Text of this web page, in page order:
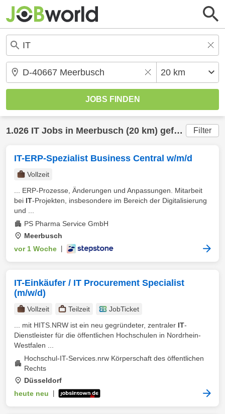
1.026 IT Jobs in Meerbusch (20 km) gefunden Filter
IT-ERP-Spezialist Business Central w/m/d
Vollzeit
... ERP-Prozesse, Änderungen und Anpassungen. Mitarbeit
bei IT-Projekten, insbesondere im Bereich der Digitalisierung
und ...
PS Pharma Service GmbH
Meerbusch
vor 1 Woche
IT-Einkäufer / IT Procurement Specialist
(m/w/d)
Vollzeit Teilzeit
JobTicket
... mit HITS.NRW ist ein neu gegründeter, zentraler IT-
Dienstleister für die öffentlichen Hochschulen in Nordrhein-
Westfalen ...
Hochschul-IT-Services.nrw Körperschaft des öffentlichen
Rechts
Düsseldorf
heute neu